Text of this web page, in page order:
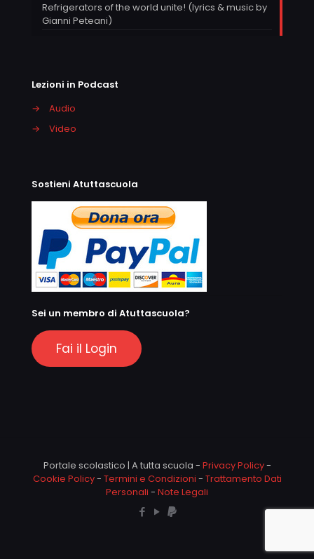
Refrigerators of the world unite! (lyrics & music by
Gianni Peteani)
Lezioni in Podcast
→
Audio
→
Video
Sostieni Atuttascuola
Sei un membro di Atuttascuola?
Fai il Login
Portale scolastico | A tutta scuola - Privacy Policy-
Cookie Policy- Termini e Condizioni - Trattamento Dati
Personali - Note Legali